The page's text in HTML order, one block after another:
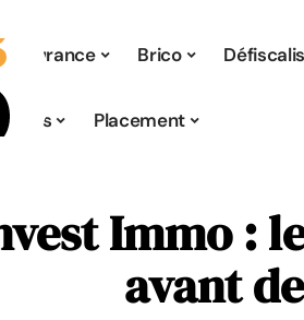
Assurance Brico
News Placement
Immo :
avant